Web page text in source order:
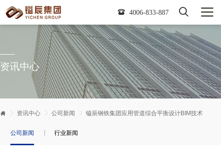

4006-833-887
资讯中心
  资讯中心  公司新闻  镒辰钢铁集团应用管道综合平衡设计BIM技术
公司新闻 行业新闻